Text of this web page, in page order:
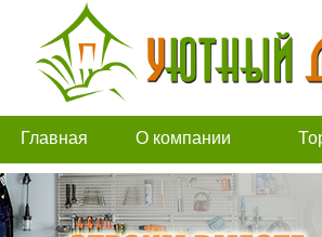
Главная О компании